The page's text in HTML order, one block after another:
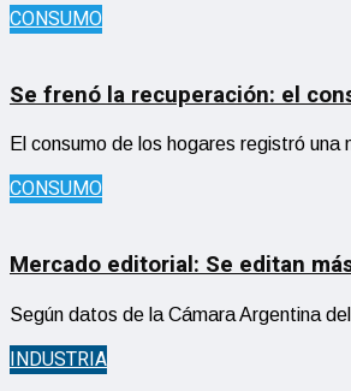
CONSUMO
Se frenó la recuperación: el
El consumo de los hogares registró
CONSUMO
Mercado editorial: Se editan
Según datos de la Cámara Argentina
INDUSTRIA